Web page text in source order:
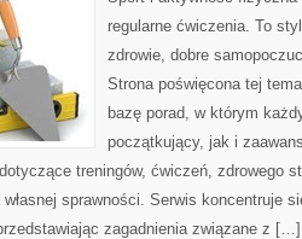
regularne ćwiczenia. To
zdrowie, dobre
Strona poświęcona tej
bazę porad, w którym
początkujący, jak i
treningów, ćwiczeń, zdrowego
sprawności. Serwis koncentruje
zagadnienia związane z […]